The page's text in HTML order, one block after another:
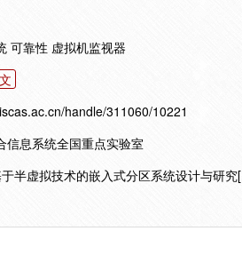
可靠性 虚拟机监视器
handle/311060/10221
信息系统全国重点实验室
半虚拟技术的嵌入式分区系统设计与研